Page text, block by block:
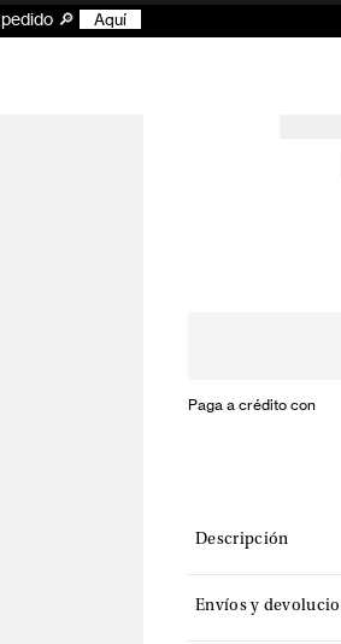
🔎 Aquí
Paga a crédito con
Descripción
Envíos y